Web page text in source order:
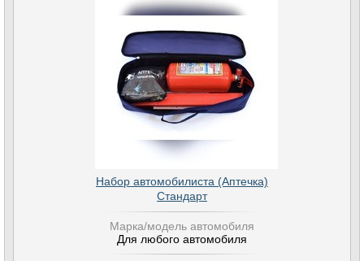
Набор автомобилиста (Аптечка)
Стандарт
Марка/модель автомобиля
Для любого автомобиля